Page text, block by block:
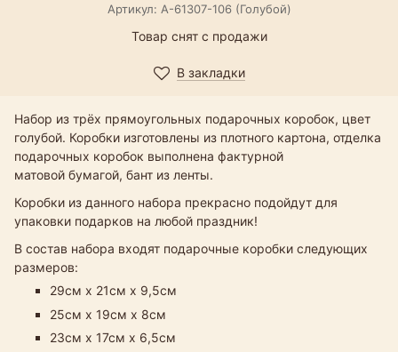
Артикул: А-61307-106 (Голубой)
Товар снят с продажи
В закладки
Набор из трёх прямоугольных подарочных коробок, цвет
голубой. Коробки изготовлены из плотного картона, отделка
подарочных коробок выполнена фактурной
матовой бумагой, бант из ленты.
Коробки из данного набора прекрасно подойдут для
упаковки подарков на любой праздник!
В состав набора входят подарочные коробки следующих
размеров:
29см х 21см х 9,5см
25см х 19см х 8см
23см х 17см х 6,5см